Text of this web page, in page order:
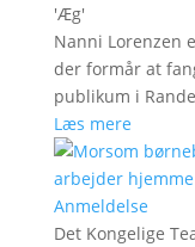
'Æg'
Nanni Lorenzen
der formår at
publikum i
Læs mere
Anmeldelse
Det Kongelige